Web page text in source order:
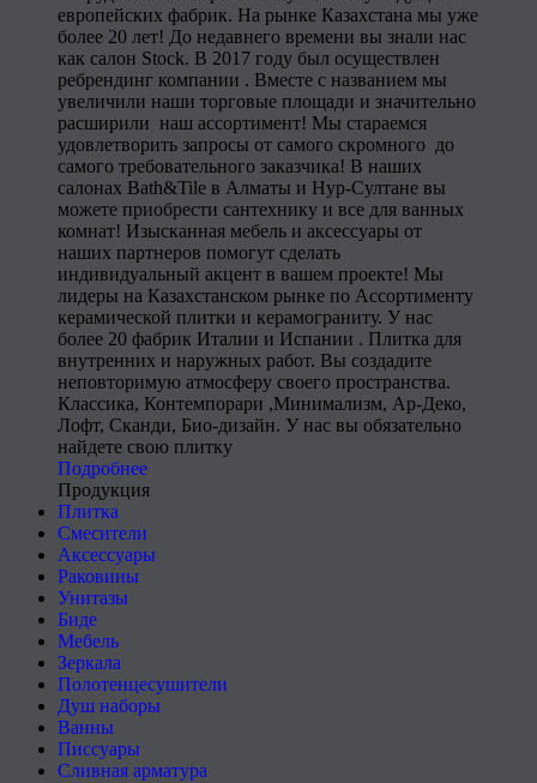
европейских фабрик. На рынке Казахстана мы уже
более 20 лет! До недавнего времени вы знали нас
как салон Stock. В 2017 году был осуществлен
ребрендинг компании . Вместе с названием мы
увеличили наши торговые площади и значительно
расширили наш ассортимент! Мы стараемся
удовлетворить запросы от самого скромного до
самого требовательного заказчика! В наших
салонах Bath&Tile в Алматы и Нур-Султане вы
можете приобрести сантехнику и все для ванных
комнат! Изысканная мебель и аксессуары от
наших партнеров помогут сделать
индивидуальный акцент в вашем проекте! Мы
лидеры на Казахстанском рынке по Ассортименту
керамической плитки и керамограниту. У нас
более 20 фабрик Италии и Испании . Плитка для
внутренних и наружных работ. Вы создадите
неповторимую атмосферу своего пространства.
Классика, Контемпорари ,Минимализм, Ар-Деко,
Лофт, Сканди, Био-дизайн. У нас вы обязательно
найдете свою плитку
Подробнее
Продукция
Плитка
Смесители
Аксессуары
Раковины
Унитазы
Биде
Мебель
Зеркала
Полотенцесушители
Душ наборы
Ванны
Писсуары
Сливная арматура